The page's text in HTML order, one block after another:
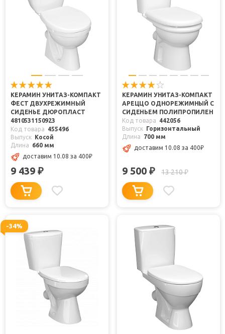
КЕРАМИН УНИТАЗ-КОМПАКТ
ФЕСТ ДВУХРЕЖИМНЫЙ
СИДЕНЬЕ ДЮРОПЛАСТ
4810531150923
Код товара
455496
Выпуск Косой
Длина
660 мм
доставим 10.08 за 400₽
9 439 ₽
КЕРАМИН УНИТАЗ-КОМПАКТ
АРЕЦЦО ОДНОРЕЖИМНЫЙ С
СИДЕНЬЕМ ПОЛИПРОПИЛЕН
Код товара
442056
Выпуск Горизонтальный
Длина
700 мм
доставим 10.08 за 400₽
9 500 ₽ 13 210₽
-34%